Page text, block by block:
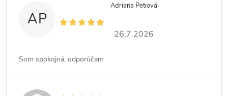
AP
Adriana Petiová
26.7.2026
Som spokojná, odporúčam